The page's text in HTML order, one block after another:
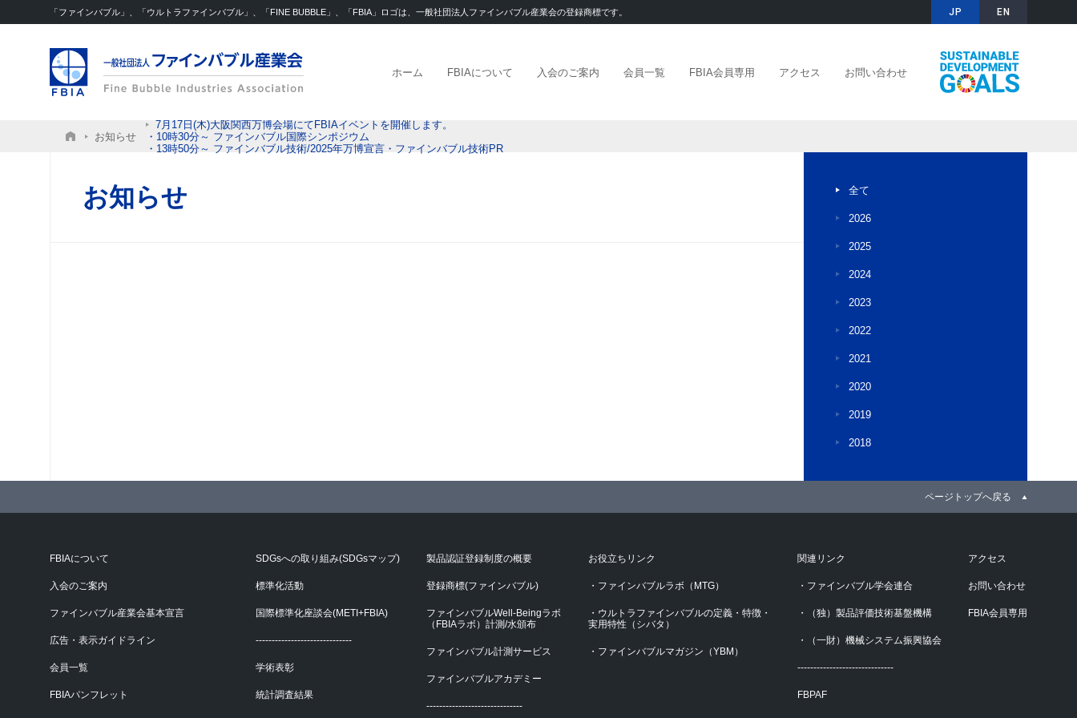
ホーム FBIAについて 入会のご案内 会員一覧 FBIA会員専用 アクセス お問い合わせ
JP EN
「ファインバブル」、「ウルトラファインバブル」、「FINE BUBBLE」、「FBIA」ロゴは、一般社団法人ファインバブル産業会の登録商標です。
お知らせ
7月17日(木)大阪関西万博会場にてFBIAイベントを開催します。
・10時30分～ ファインバブル国際シンポジウム
・13時50分～ ファインバブル技術/2025年万博宣言・ファインバブル技術PR
お知らせ 全て
2026
2025
2024
2023
2022
2021
2020
2019
2018
ページトップへ戻る
FBIAについて
入会のご案内
ファインバブル産業会基本宣言
広告・表示ガイドライン
会員一覧
FBIAパンフレット
SDGsへの取り組み(SDGsマップ)
標準化活動
国際標準化座談会(METI+FBIA)
------------------------------
学術表彰
統計調査結果
製品認証登録制度の概要
登録商標(ファインバブル)
ファインバブルWell-Beingラボ
（FBIAラボ）計測/水頒布
ファインバブル計測サービス
ファインバブルアカデミー
------------------------------
お役立ちリンク
・ファインバブルラボ（MTG）
・ウルトラファインバブルの定義・特徴・
実用特性（シバタ）
・ファインバブルマガジン（YBM）
関連リンク
・ファインバブル学会連合
・（独）製品評価技術基盤機構
・（一財）機械システム振興協会
------------------------------
FBPAF
アクセス
お問い合わせ
FBIA会員専用